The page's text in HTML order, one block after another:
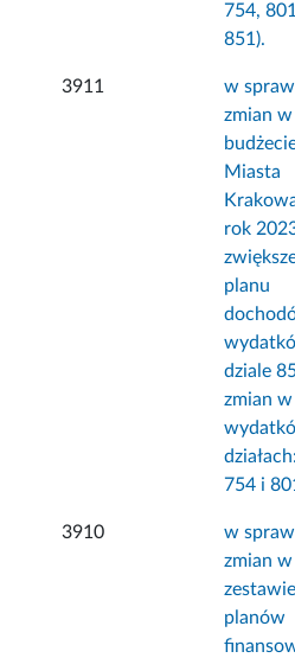
754,
851).
3911
w
zmian w
Miasta
rok
planu
dziale
zmian
754 i
3910
w
zmian w
planów